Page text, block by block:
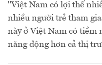
"Việt Nam có lợi thế
nhiều người trẻ tham
này ở Việt Nam có tiềm
năng động hơn cả thị